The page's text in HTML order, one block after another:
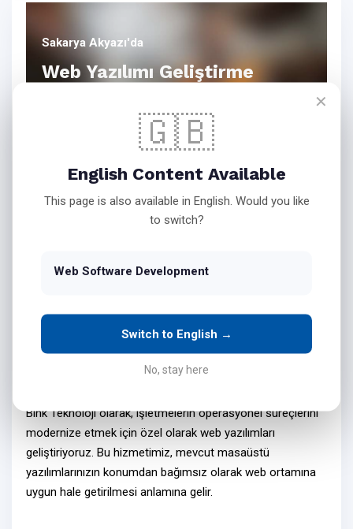
Sakarya Akyazı'da
Web Yazılımı Geliştirme
Bink Teknoloji Web Yazılım
Hizmetleri
İşletmenizin Masaüstü
Taşıyın
Bink Teknoloji olarak, işletmelerin operasyonel süreçlerini
modernize etmek için özel olarak web yazılımları
geliştiriyoruz. Bu hizmetimiz, mevcut masaüstü
yazılımlarınızın konumdan bağımsız olarak web ortamına
uygun hale getirilmesi anlamına gelir.
✕
🇬🇧
English Content Available
This page is also available in English. Would you like
to switch?
Web Software Development
Switch to English →
No, stay here